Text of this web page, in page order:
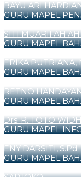
BAYU ARI
GURU MAPEL
SITI MUARIFAH
GURU MAPEL
ERIKA PUTRIANA,
GURU MAPEL
RETNO
GURU MAPEL
Drs. R. TOTO
GURU MAPEL
ENY DARSITI, S.Pd
GURU MAPEL